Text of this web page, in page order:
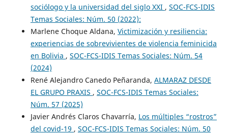
sociólogo y la universidad del siglo XXI , SOC-FCS-IDIS
Temas Sociales: Núm. 50 (2022):
Marlene Choque Aldana, Victimización y resiliencia:
experiencias de sobrevivientes de violencia feminicida
en Bolivia , SOC-FCS-IDIS Temas Sociales: Núm. 54
(2024)
René Alejandro Canedo Peñaranda, ALMARAZ DESDE
EL GRUPO PRAXIS , SOC-FCS-IDIS Temas Sociales:
Núm. 57 (2025)
Javier Andrés Claros Chavarría, Los múltiples “rostros”
del covid-19 , SOC-FCS-IDIS Temas Sociales: Núm. 50